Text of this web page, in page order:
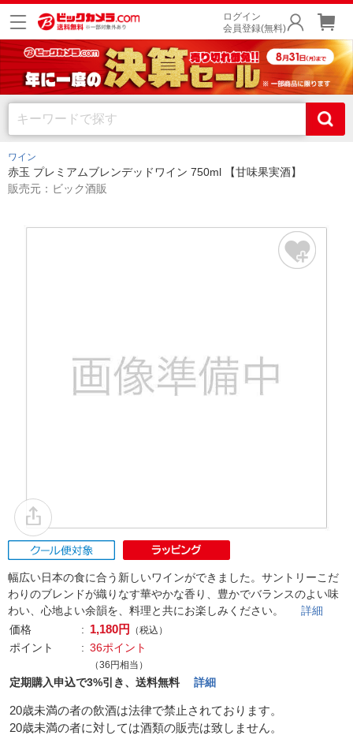
ログイン
会員登録(無料)
ワイン
赤玉 プレミアムブレンデッドワイン 750ml 【甘味果実酒】
販売元：ビック酒販
幅広い日本の食に合う新しいワインができました。サントリーこだ
わりのブレンドが織りなす華やかな香り、豊かでバランスのよい味
わい、心地よい余韻を、料理と共にお楽しみください。 詳細
価格
1,180円 （税込）
ポイント 36ポイント
（36円相当）
定期購入申込で3%引き、送料無料 詳細
20歳未満の者の飲酒は法律で禁止されております。
20歳未満の者に対しては酒類の販売は致しません。